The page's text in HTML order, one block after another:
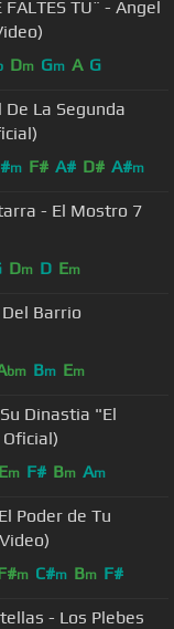
FALTES TÚ¨ - Angel
Dm Gm A G
La Segunda
m F# A# D# A#m
- El Mostro 7
Dm D Em
Barrio
bm Bm Em
Dinastia "El
Em F# Bm Am
Poder de Tu
m C#m Bm F#
- Los Plebes